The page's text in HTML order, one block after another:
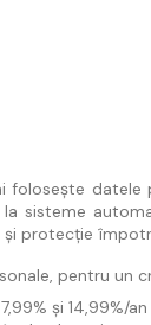
folosește
la sisteme
protecție
pentru un
și 14,99%/